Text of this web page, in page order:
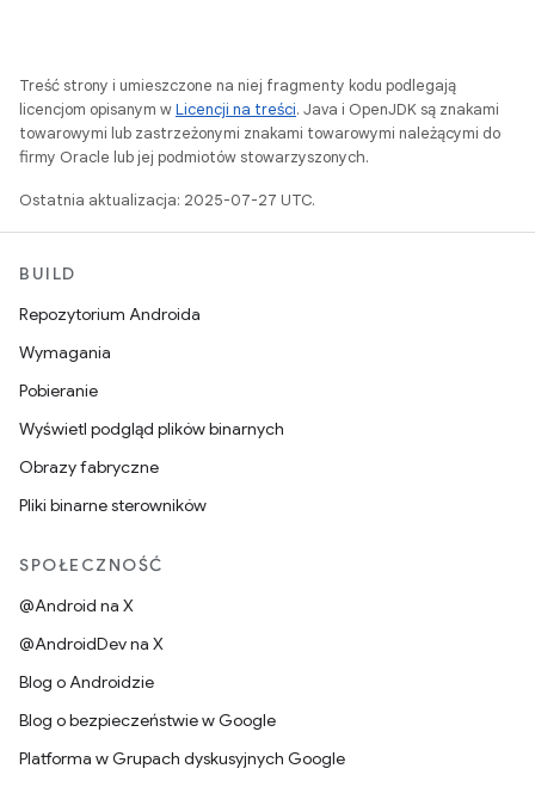
Treść strony i umieszczone na niej fragmenty kodu podlegają
licencjom opisanym wLicencji na treści. Java i OpenJDK są znakami
towarowymi lub zastrzeżonymi znakami towarowymi należącymi do
firmy Oracle lub jej podmiotów stowarzyszonych.
Ostatnia aktualizacja: 2025-07-27 UTC.
BUILD
Repozytorium Androida
Wymagania
Pobieranie
Wyświetl podgląd plików binarnych
Obrazy fabryczne
Pliki binarne sterowników
SPOŁECZNOŚĆ
@Android na X
@AndroidDev na X
Blog o Androidzie
Blog o bezpieczeństwie w Google
Platforma w Grupach dyskusyjnych Google